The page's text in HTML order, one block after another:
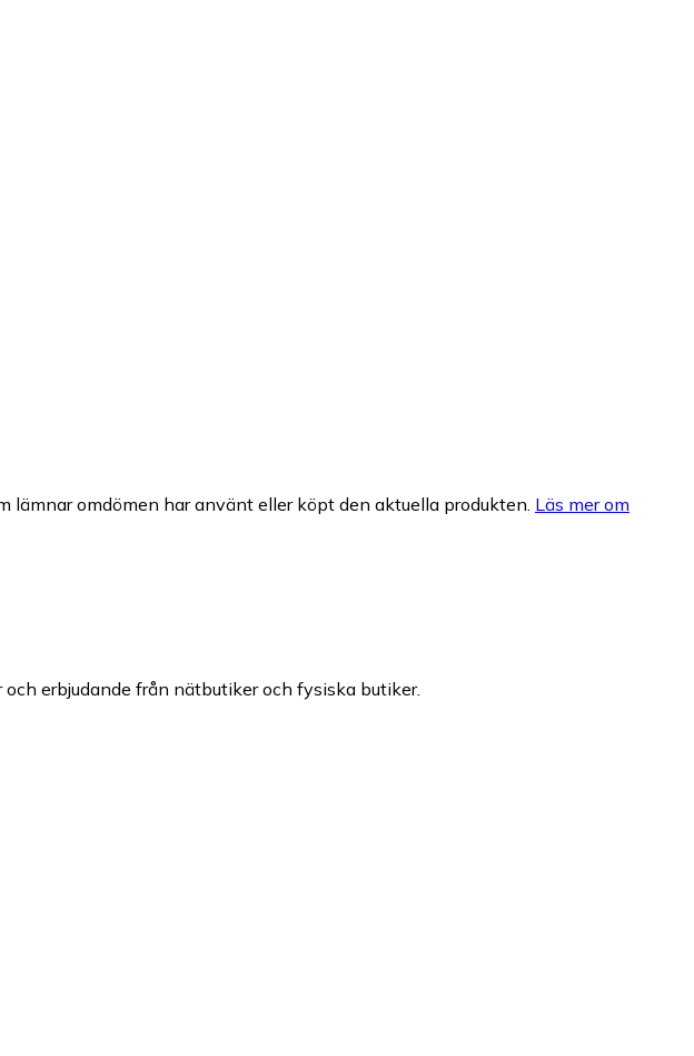
lämnar omdömen har använt eller köpt den aktuella produkten. Läs mer om
och erbjudande från nätbutiker och fysiska butiker.